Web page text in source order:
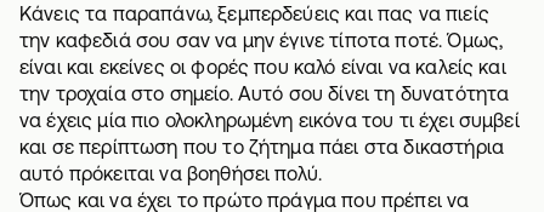
Κάνεις τα παραπάνω, ξεμπερδεύεις και πας να πιείς
την καφεδιά σου σαν να μην έγινε τίποτα ποτέ. Όμως,
είναι και εκείνες οι φορές που καλό είναι να καλείς και
την τροχαία στο σημείο. Αυτό σου δίνει τη δυνατότητα
να έχεις μία πιο ολοκληρωμένη εικόνα του τι έχει συμβεί
και σε περίπτωση που το ζήτημα πάει στα δικαστήρια
αυτό πρόκειται να βοηθήσει πολύ.
Όπως και να έχει το πρώτο πράγμα που πρέπει να